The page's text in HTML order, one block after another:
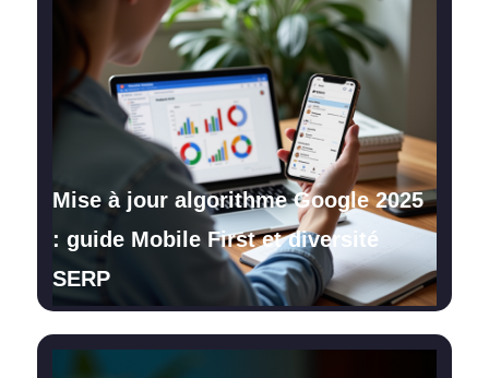
Mise à jour algorithme Google 2025
: guide Mobile First et diversité
SERP